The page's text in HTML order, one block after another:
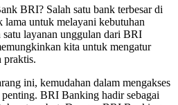
BRI? Salah satu bank terbesar di
lama untuk melayani kebutuhan
satu layanan unggulan dari BRI
kita untuk mengatur
praktis.
ini, kemudahan dalam mengakses
BRI Banking hadir sebagai